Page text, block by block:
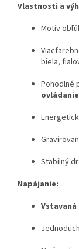
Vlastnosti a
Motív
biela,
Pohodlné
ovládanie
Stabilný
Napájanie: